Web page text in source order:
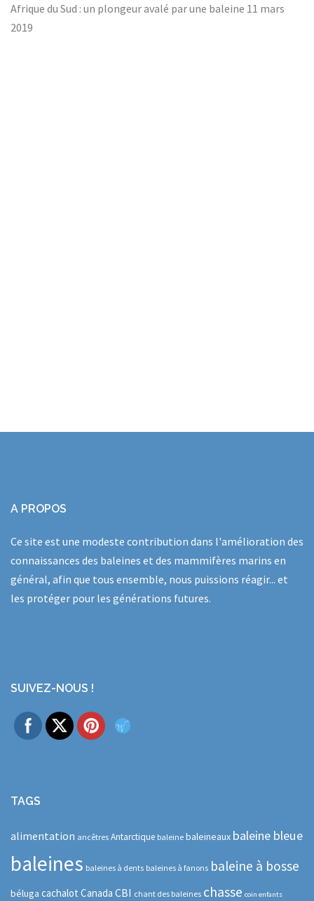
Afrique du Sud : un plongeur avalé par une baleine 11 mars
2019
A PROPOS
Ce site est une modeste contribution dans l'amélioration des
connaissances des baleines et des mammifères marins en
général, afin que tous ensemble, nous puissions réagir... et
les protéger pour les générations futures.
SUIVEZ-NOUS !
TAGS
alimentation ancêtres Antarctique baleine baleineaux baleine bleue
baleines baleines à dents baleines à fanons baleine à bosse
béluga cachalot Canada CBI chant des baleines chasse coin enfants